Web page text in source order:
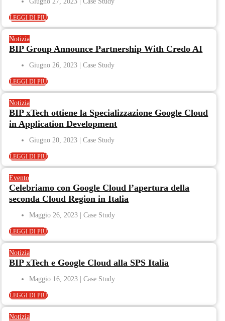
LEGGI DI PIÙ
Notizia
BIP Group Announce Partnership With Credo AI
Giugno 26, 2023
LEGGI DI PIÙ
Notizia
BIP xTech ottiene la Specializzazione Google Cloud
in Application Development
Giugno 20, 2023
LEGGI DI PIÙ
Evento
Celebriamo con Google Cloud l’apertura della
seconda Cloud Region in Italia
Maggio 26, 2023
LEGGI DI PIÙ
Notizia
BIP xTech e Google Cloud alla SPS Italia
Maggio 16, 2023
LEGGI DI PIÙ
Notizia